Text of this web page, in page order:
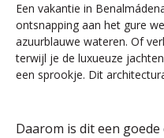
Een vakantie in
ontsnapping aan het gure
azuurblauwe wateren. Of
terwijl je de luxueuze
een sprookje. Dit
Daarom is dit een goede